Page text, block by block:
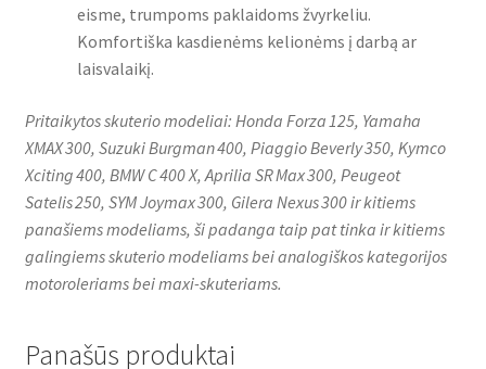
eisme, trumpoms paklaidoms žvyrkeliu.
Komfortiška kasdienėms kelionėms į darbą ar
laisvalaikį.
Pritaikytos skuterio modeliai: Honda Forza 125, Yamaha
XMAX 300, Suzuki Burgman 400, Piaggio Beverly 350, Kymco
Xciting 400, BMW C 400 X, Aprilia SR Max 300, Peugeot
Satelis 250, SYM Joymax 300, Gilera Nexus 300 ir kitiems
panašiems modeliams, ši padanga taip pat tinka ir kitiems
galingiems skuterio modeliams bei analogiškos kategorijos
motoroleriams bei maxi-skuteriams.
Panašūs produktai